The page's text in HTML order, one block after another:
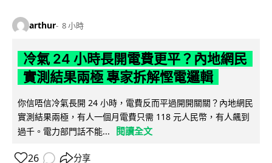
arthur 8 小時
冷氣 24 小時長開電費更平？內地網民
實測結果兩極 專家拆解慳電邏輯
你信唔信冷氣長開 24 小時，電費反而平過開開關關？內地網民
實測結果兩極，有人一個月電費只需 118 元人民幣，有人飆到
過千。電力部門話不能...
閱讀全文
26 分享